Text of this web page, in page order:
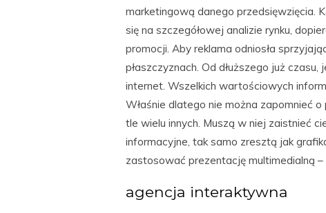
marketingową danego przedsięwzięcia.
się na szczegółowej analizie rynku,
promocji. Aby reklama odniosła
płaszczyznach. Od dłuższego już
internet. Wszelkich wartościowych
Właśnie dlatego nie można zapomnieć
tle wielu innych. Muszą w niej zaistnieć
informacyjne, tak samo zresztą jak
zastosować prezentację multimedialną –
agencja interaktywna